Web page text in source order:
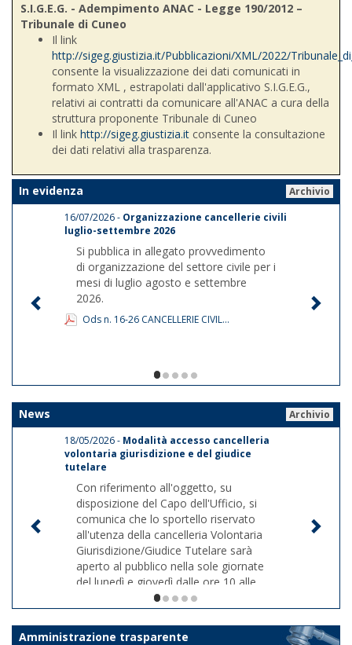
S.I.G.E.G. - Adempimento ANAC - Legge 190/2012 –
Tribunale di Cuneo
Il link
http://sigeg.giustizia.it/Pubblicazioni/XML/2022/
consente la visualizzazione dei dati comunicati in
formato XML , estrapolati dall'applicativo S.I.G.E.G.,
relativi ai contratti da comunicare all'ANAC a cura della
struttura proponente Tribunale di Cuneo
Il link http://sigeg.giustizia.it consente la consultazione
dei dati relativi alla trasparenza.
In evidenza
Archivio
16/07/2026 - Organizzazione cancellerie civili
luglio-settembre 2026
Si pubblica in allegato provvedimento
di organizzazione del settore civile per i
mesi di luglio agosto e settembre
2026.
Ods n. 16-26 CANCELLERIE CIVIL...
1/5
News
Archivio
18/05/2026 - Modalità accesso cancelleria
volontaria giurisdizione e del giudice
tutelare
Con riferimento all'oggetto, su
disposizione del Capo dell'Ufficio, si
comunica che lo sportello riservato
all'utenza della cancelleria Volontaria
Giurisdizione/Giudice Tutelare sarà
aperto al pubblico nella sole giornate
del lunedì e giovedì dalle ore 10 alle
ore 12. Le disposizioni suddette
avranno validità dalla data odierna fino
al 30 giugno 2026.
1/5
Amministrazione trasparente